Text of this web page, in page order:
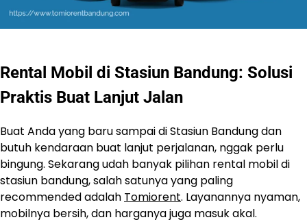
Rental Mobil di Stasiun Bandung: Solusi
Praktis Buat Lanjut Jalan
Buat Anda yang baru sampai di Stasiun Bandung dan
butuh kendaraan buat lanjut perjalanan, nggak perlu
bingung. Sekarang udah banyak pilihan rental mobil di
stasiun bandung, salah satunya yang paling
recommended adalah Tomiorent. Layanannya nyaman,
mobilnya bersih, dan harganya juga masuk akal.